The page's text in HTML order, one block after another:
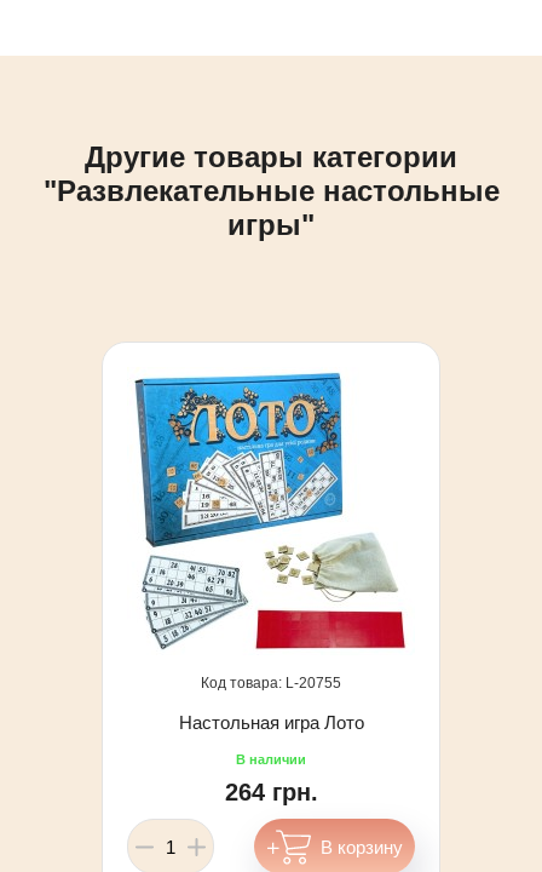
Другие товары категории
"Развлекательные настольные
игры"
20755
Настольная игра Лото
264 грн.